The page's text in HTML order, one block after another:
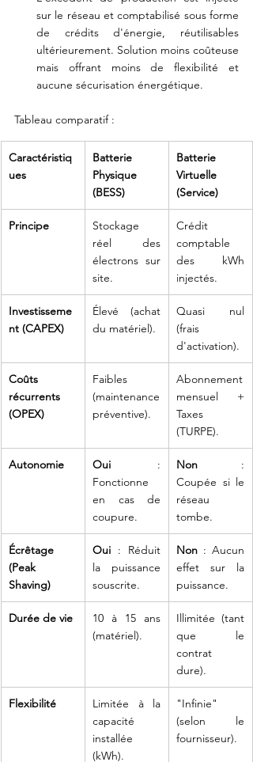
sur le réseau et comptabilisé sous forme
de crédits d'énergie, réutilisables
ultérieurement. Solution moins coûteuse
mais offrant moins de flexibilité et
aucune sécurisation énergétique.
Tableau comparatif :
Caractéristiq
ues
Batterie
Physique
(BESS)
Batterie
Virtuelle
(Service)
Principe
Stockage
réel des
électrons sur
site.
Crédit
comptable
des kWh
injectés.
Investisseme
nt (CAPEX)
Élevé (achat
du matériel).
Quasi nul
(frais
d'activation).
Coûts
récurrents
(OPEX)
Faibles
(maintenance
préventive).
Abonnement
mensuel +
Taxes
(TURPE).
Autonomie Oui :
Fonctionne
en cas de
coupure.
Non :
Coupée si le
réseau
tombe.
Écrêtage
(Peak
Shaving)
Oui : Réduit
la puissance
souscrite.
Non : Aucun
effet sur la
puissance.
Durée de vie
10 à 15 ans
(matériel).
Illimitée (tant
que le
contrat
dure).
Flexibilité
Limitée à la
capacité
installée
(kWh).
"Infinie"
(selon le
fournisseur).